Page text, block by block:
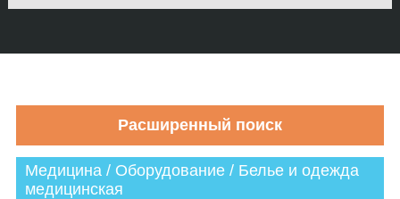
Медицина / Оборудование / Белье и одежда
медицинская